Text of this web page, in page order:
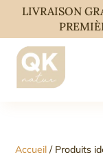
LIVRAISON
Accueil / Produits